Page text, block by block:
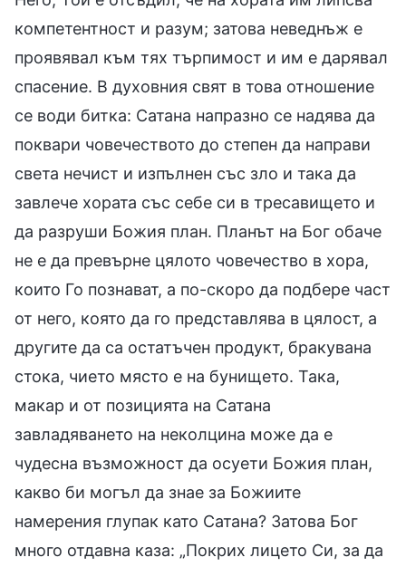
компетентност и разум; затова неведнъж е
проявявал към тях търпимост и им е дарявал
спасение. В духовния свят в това отношение
се води битка: Сатана напразно се надява да
поквари човечеството до степен да направи
света нечист и изпълнен със зло и така да
завлече хората със себе си в тресавището и
да разруши Божия план. Планът на Бог обаче
не е да превърне цялото човечество в хора,
които Го познават, а по-скоро да подбере част
от него, която да го представлява в цялост, а
другите да са остатъчен продукт, бракувана
стока, чието място е на бунището. Така,
макар и от позицията на Сатана
завладяването на неколцина може да е
чудесна възможност да осуети Божия план,
какво би могъл да знае за Божиите
намерения глупак като Сатана? Затова Бог
много отдавна каза: „Покрих лицето Си, за да